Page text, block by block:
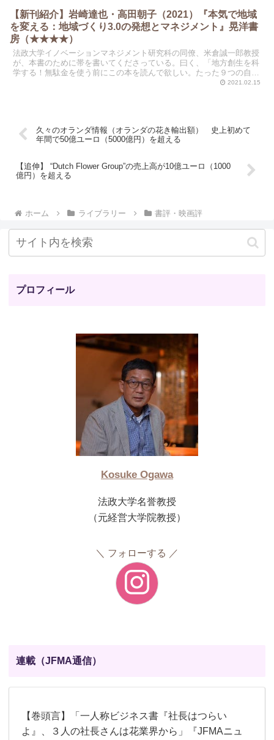
【新刊紹介】岩崎達也・高田朝子（2021）『本気で地域
を変える：地域づくり3.0の発想とマネジメント』晃洋書
房（★★★★）
法政大学イノベーションマネジメント研究科の同僚、米倉誠一郎教授
が、本書のために帯を書いてくださっている。曰く、「地方創生を科
学する！無駄金を使う前にこの本を読んで欲しい。たった９つの自己
診断で明日が見える！」。さすがに米倉先生だ。本書の売り...2021.02.15
久々のオランダ情報（オランダの花き輸出額） 史上初めて
年間で50億ユーロ（5000億円）を超える
【追伸】 “Dutch Flower Group”の売上高が10億ユーロ（1000
億円）を超える
ホーム ライブラリー 書評・映画評
プロフィール
Kosuke Ogawa
法政大学名誉教授
（元経営大学院教授）
フォローする
連載（JFMA通信）
【巻頭言】「一人称ビジネス書『社長はつらい
よ』、３人の社長さんは花業界から」『JFMAニュ